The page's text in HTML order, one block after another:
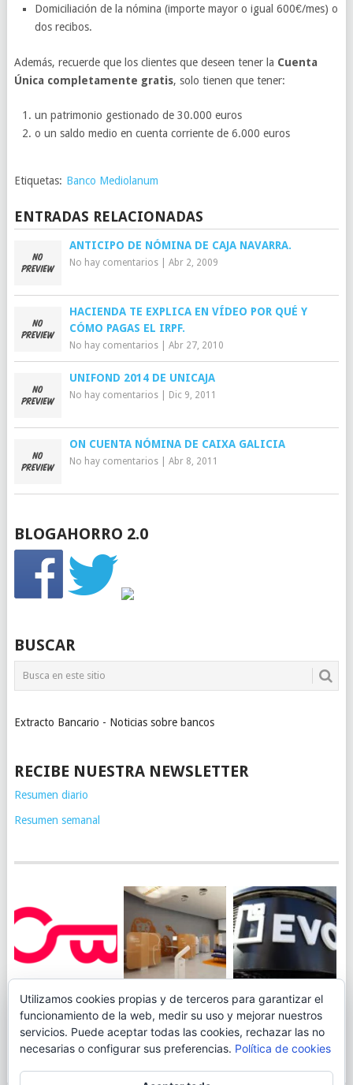
Domiciliación de la nómina (importe mayor o igual 600€/mes) o
dos recibos.
Además, recuerde que los clientes que deseen tener la Cuenta
Única completamente gratis, solo tienen que tener:
un patrimonio gestionado de 30.000 euros
o un saldo medio en cuenta corriente de 6.000 euros
Etiquetas: Banco Mediolanum
ENTRADAS RELACIONADAS
ANTICIPO DE NÓMINA DE CAJA NAVARRA.
No hay comentarios| Abr 2, 2009
HACIENDA TE EXPLICA EN VÍDEO POR QUÉ Y
CÓMO PAGAS EL IRPF.
No hay comentarios| Abr 27, 2010
UNIFOND 2014 DE UNICAJA
No hay comentarios| Dic 9, 2011
ON CUENTA NÓMINA DE CAIXA GALICIA
No hay comentarios| Abr 8, 2011
BLOGAHORRO 2.0
BUSCAR
Extracto Bancario - Noticias sobre bancos
RECIBE NUESTRA NEWSLETTER
Resumen diario
Resumen semanal
JUEGA AL
CANICÓDROMO
DIGITAL DE
OPENBANK
ING TOCA SUELO EN
LA RENTABILIDAD
DE SU CUENTA
NARANJA: 0,01% TAE
EVO BANK
PERMITIRÁ
INGRESAR DINERO
DESDE LAS OFICINAS
Utilizamos cookies propias y de terceros para garantizar el
funcionamiento de la web, medir su uso y mejorar nuestros
servicios. Puede aceptar todas las cookies, rechazar las no
necesarias o configurar sus preferencias. Política de cookies